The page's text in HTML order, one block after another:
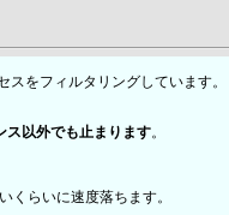
スをフィルタリングしています。
ス以外でも止まります。
くらいに速度落ちます。